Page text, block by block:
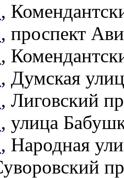
,
, проспект
,
, Думская
, Лиговский
, улица
, Народная